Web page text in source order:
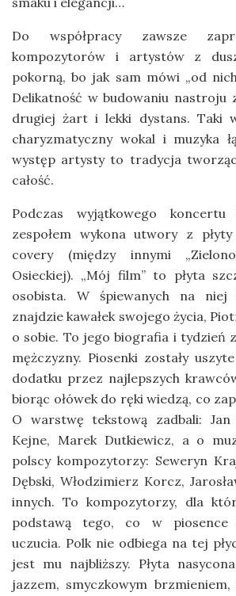
Do współpracy zawsze
kompozytorów i artystów z
pokorną, bo jak sam mówi „od
Delikatność w budowaniu nastroju
drugiej żart i lekki dystans. Taki
charyzmatyczny wokal i muzyka
występ artysty to tradycja
całość.
Podczas wyjątkowego
zespołem wykona utwory z
covery (między innymi
Osieckiej). „Mój film” to płyta
osobista. W śpiewanych na niej
znajdzie kawałek swojego życia,
o sobie. To jego biografia i tydzień
mężczyzny. Piosenki zostały
dodatku przez najlepszych
biorąc ołówek do ręki wiedzą, co
O warstwę tekstową zadbali: Jan
Kejne, Marek Dutkiewicz, a o
polscy kompozytorzy: Seweryn
Dębski, Włodzimierz Korcz,
innych. To kompozytorzy, dla
podstawą tego, co w piosence
uczucia. Polk nie odbiega na tej
jest mu najbliższy. Płyta
jazzem, smyczkowym